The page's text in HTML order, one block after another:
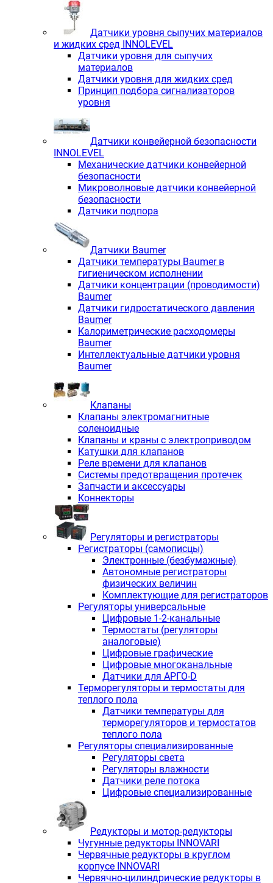
Датчики уровня сыпучих материалов
и жидких сред INNOLEVEL
Датчики уровня для сыпучих
материалов
Датчики уровня для жидких сред
Принцип подбора сигнализаторов
уровня
Датчики конвейерной безопасности
INNOLEVEL
Механические датчики конвейерной
безопасности
Микроволновые датчики конвейерной
безопасности
Датчики подпора
Датчики Baumer
Датчики температуры Baumer в
гигиеническом исполнении
Датчики концентрации (проводимости)
Baumer
Датчики гидростатического давления
Baumer
Калориметрические расходомеры
Baumer
Интеллектуальные датчики уровня
Baumer
Клапаны
Клапаны электромагнитные
соленоидные
Клапаны и краны с электроприводом
Катушки для клапанов
Реле времени для клапанов
Системы предотвращения протечек
Запчасти и аксессуары
Коннекторы
Регуляторы и регистраторы
Регистраторы (самописцы)
Электронные (безбумажные)
Автономные регистраторы
физических величин
Комплектующие для регистраторов
Регуляторы универсальные
Цифровые 1-2-канальные
Термостаты (регуляторы
аналоговые)
Цифровые графические
Цифровые многоканальные
Датчики для АРГО-D
Терморегуляторы и термостаты для
теплого пола
Датчики температуры для
терморегуляторов и термостатов
теплого пола
Регуляторы специализированные
Регуляторы света
Регуляторы влажности
Датчики реле потока
Цифровые специализированные
Редукторы и мотор-редукторы
Чугунные редукторы INNOVARI
Червячные редукторы в круглом
корпусе INNOVARI
Червячно-цилиндрические редукторы в